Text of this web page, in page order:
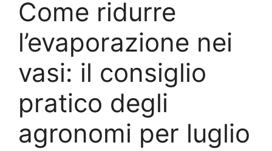
Come ridurre
l’evaporazione nei
vasi: il consiglio
pratico degli
agronomi per luglio